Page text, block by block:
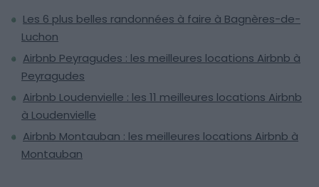
Les 6 plus belles randonnées à faire à Bagnères-de-
Luchon
Airbnb Peyragudes : les meilleures locations Airbnb à
Peyragudes
Airbnb Loudenvielle : les 11 meilleures locations Airbnb
à Loudenvielle
Airbnb Montauban : les meilleures locations Airbnb à
Montauban